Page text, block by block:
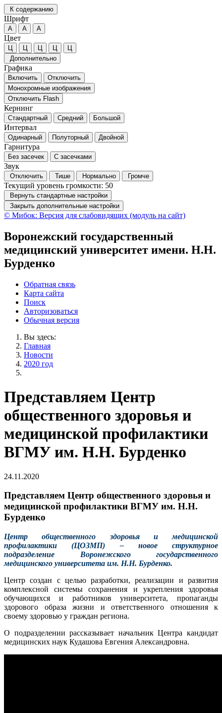
К содержанию
Шрифт
А А А
Цвет
Ц Ц Ц Ц
Ц
Дополнительно
Графика
Включить
Отключить
Монохромные изображения
Отключить Flash
Кернинг
Стандартный Средний Большой
Интервал
Одинарный Полуторный Двойной
Гарнитура
Без засечек С засечками
Звук
Отключить Тише Нормально Громче
Текущий уровень громкости: 50
Вернуть стандартные настройки
Закрыть дополнительные настройки
© Мибок: Версия для слабовидящих (модуль на сайт)
Воронежский государственный
медицинский университет имени. Н.Н.
Бурденко
Обратная связь
Карта сайта
Поиск
Авторизоваться
Обычная версия
Вы здесь:
Главная
Новости
2020 год
Представляем Центр
общественного здоровья и
медицинской профилактики
ВГМУ им. Н.Н. Бурденко
24.11.2020
Представляем Центр общественного здоровья и
медицинской профилактики ВГМУ им. Н.Н.
Бурденко
Центр общественного здоровья и медицинской
профилактики (ЦОЗМП) – новое структурное
подразделение Воронежского государственного
медицинского университета им. Н.Н. Бурденко.
Центр создан с целью разработки, реализации и развития
комплексной системы сохранения и укрепления здоровья
обучающихся и работников университета, пропаганды
здорового образа жизни и ответственного отношения к
своему здоровью у граждан региона.
О подразделении рассказывает начальник Центра кандидат
медицинских наук Кудашова Евгения Александровна.